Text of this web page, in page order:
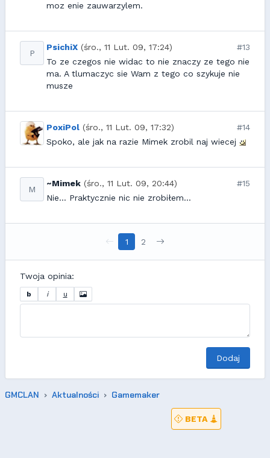
moz enie zauwarzylem.
P
PsichiX (śro., 11 Lut. 09, 17:24)
#13
To ze czegos nie widac to nie znaczy ze tego nie
ma. A tlumaczyc sie Wam z tego co szykuje nie
musze
PoxiPol (śro., 11 Lut. 09, 17:32)
#14
Spoko, ale jak na razie Mimek zrobil naj wiecej
M
~Mimek (śro., 11 Lut. 09, 20:44)
#15
Nie... Praktycznie nic nie zrobiłem...
1 2
Twoja opinia:
b i u
Dodaj
GMCLAN Aktualności Gamemaker
BETA